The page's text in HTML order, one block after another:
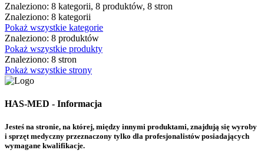
Znaleziono: 8 kategorii, 8 produktów, 8 stron
Znaleziono: 8 kategorii
Pokaż wszystkie kategorie
Znaleziono: 8 produktów
Pokaż wszystkie produkty
Znaleziono: 8 stron
Pokaż wszystkie strony
HAS-MED - Informacja
Jesteś na stronie, na której, między innymi produktami, znajdują się wyroby
i sprzęt medyczny przeznaczony tylko dla profesjonalistów posiadających
wymagane kwalifikacje.